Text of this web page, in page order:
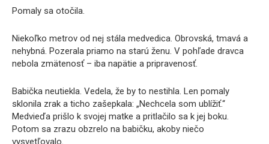
Pomaly sa otočila.
Niekoľko metrov od nej stála medvedica. Obrovská, tmavá a
nehybná. Pozerala priamo na starú ženu. V pohľade dravca
nebola zmätenosť – iba napätie a pripravenosť.
Babička neutiekla. Vedela, že by to nestihla. Len pomaly
sklonila zrak a ticho zašepkala: „Nechcela som ublížiť.“
Medvieďa prišlo k svojej matke a pritlačilo sa k jej boku.
Potom sa zrazu obzrelo na babičku, akoby niečo
vysvetľovalo.